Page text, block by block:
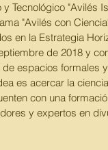
Tecnológico "Avilés
"Avilés con
en la Estrategia
de 2018 y
espacios formales
es acercar la
con una
y expertos en